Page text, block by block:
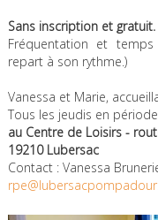
Sans inscription et gratuit.
Fréquentation et
repart à son rythme.)
Vanessa et Marie,
Tous les jeudis en
au Centre de Loisirs -
19210 Lubersac
Contact : Vanessa